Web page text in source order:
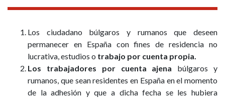
Los ciudadano búlgaros y rumanos que deseen
permanecer en España con fines de residencia no
lucrativa, estudios o trabajo por cuenta propia.
Los trabajadores por cuenta ajena búlgaros y
rumanos, que sean residentes en España en el momento
de la adhesión y que a dicha fecha se les hubiera